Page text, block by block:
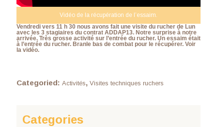
Vidéo de la récupération de l’essaim.
Vendredi vers 11 h 30 nous avons fait une visite du rucher de Lun
avec les 3 stagiaires du contrat ADDAP13. Notre surprise à notre
arrivée. Très grosse activité sur l’entrée du rucher. Un essaim était
à l’entrée du rucher. Branle bas de combat pour le récupérer. Voir
la vidéo.
Categoried: Activités, Visites techniques ruchers
Categories